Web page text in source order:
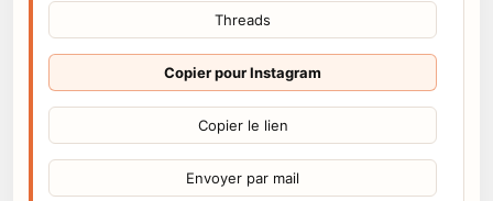
Threads
Copier pour Instagram
Copier le lien
Envoyer par mail